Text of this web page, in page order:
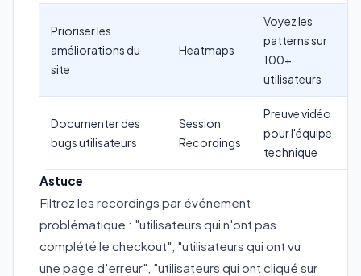
Prioriser les
améliorations du
site
Heatmaps
Voyez les
patterns sur
100+
utilisateurs
Documenter des
bugs utilisateurs
Session
Recordings
Preuve vidéo
pour l'équipe
technique
Astuce
Filtrez les recordings par événement
problématique : "utilisateurs qui n'ont pas
complété le checkout", "utilisateurs qui ont vu
une page d'erreur", "utilisateurs qui ont cliqué sur